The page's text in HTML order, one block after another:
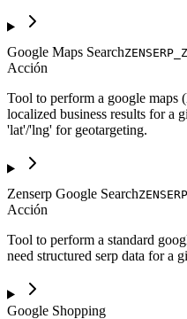
Google Maps Search
Acción
Tool to perform a google maps
localized business results for a
'lat'/'lng' for geotargeting.
Zenserp Google Search
Acción
Tool to perform a standard
need structured serp data for a
Google Shopping